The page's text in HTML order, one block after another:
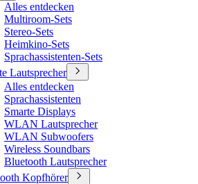
Alles entdecken
Multiroom-Sets
Stereo-Sets
Heimkino-Sets
Sprachassistenten-Sets
Lautsprecher
Alles entdecken
Sprachassistenten
Smarte Displays
WLAN Lautsprecher
WLAN Subwoofers
Wireless Soundbars
Bluetooth Lautsprecher
Kopfhörer